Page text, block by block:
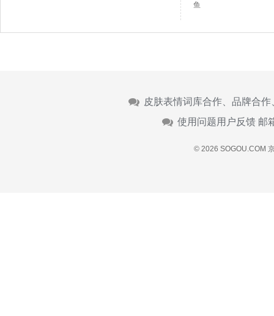
鱼
皮肤表情词库合作、品牌合
使用问题用户反馈 邮
© 2026 SOGOU.COM